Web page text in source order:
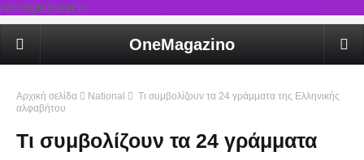
rel='stylesheet'/>
OneMagazino
Αρχική σελίδα National
Τι συμβολίζουν τα 24 γράμματα της Eλληνικής
αλφαβήτου
Τι συμβολίζουν τα 24 γράμματα